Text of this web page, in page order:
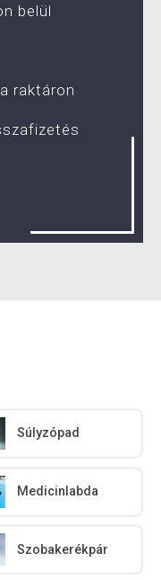
belül
raktáron
Súlyzópad
Medicinlabda
Szobakerékpár